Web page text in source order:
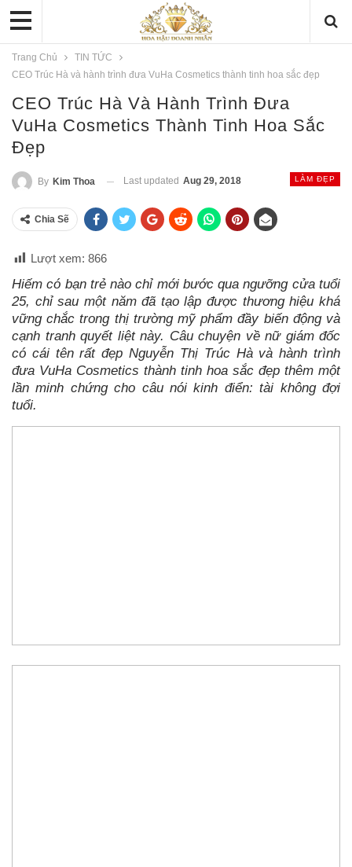
Trang Chủ
TIN TỨC
CEO Trúc Hà và hành trình đưa VuHa Cosmetics thành tinh hoa sắc đẹp
CEO Trúc Hà Và Hành Trình Đưa
VuHa Cosmetics Thành Tinh Hoa Sắc
Đẹp
LÀM ĐẸP
By Kim Thoa Last updated Aug 29, 2018
Chia Sẽ
Lượt xem: 866
Hiếm có bạn trẻ nào chỉ mới bước qua ngưỡng cửa tuổi
25, chỉ sau một năm đã tạo lập được thương hiệu khá
vững chắc trong thị trường mỹ phẩm đầy biến động và
cạnh tranh quyết liệt này. Câu chuyện về nữ giám đốc
có cái tên rất đẹp Nguyễn Thị Trúc Hà và hành trình
đưa VuHa Cosmetics thành tinh hoa sắc đẹp thêm một
lần minh chứng cho câu nói kinh điển: tài không đợi
tuổi.